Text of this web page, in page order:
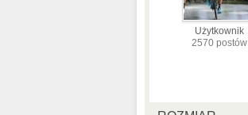
Użytkownik
2570 postów